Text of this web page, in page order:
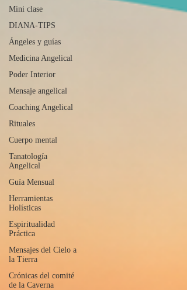
Mini clase
DIANA-TIPS
Ángeles y guías
Medicina Angelical
Poder Interior
Mensaje angelical
Coaching Angelical
Rituales
Cuerpo mental
Tanatología
Angelical
Guía Mensual
Herramientas
Holísticas
Espiritualidad
Práctica
Mensajes del Cielo a
la Tierra
Crónicas del comité
de la Caverna